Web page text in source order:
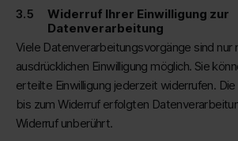
Widerruf Ihrer Einwilligung zur
Datenverarbeitung
Viele Datenverarbeitungsvorgänge sind nur
ausdrücklichen Einwilligung möglich. Sie
erteilte Einwilligung jederzeit widerrufen.
bis zum Widerruf erfolgten
Widerruf unberührt.